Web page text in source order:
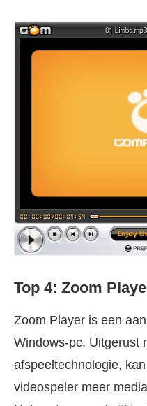
Top 4: Zoom
Zoom Player is een
Windows-pc. Uitgerust
afspeeltechnologie,
videospeler meer